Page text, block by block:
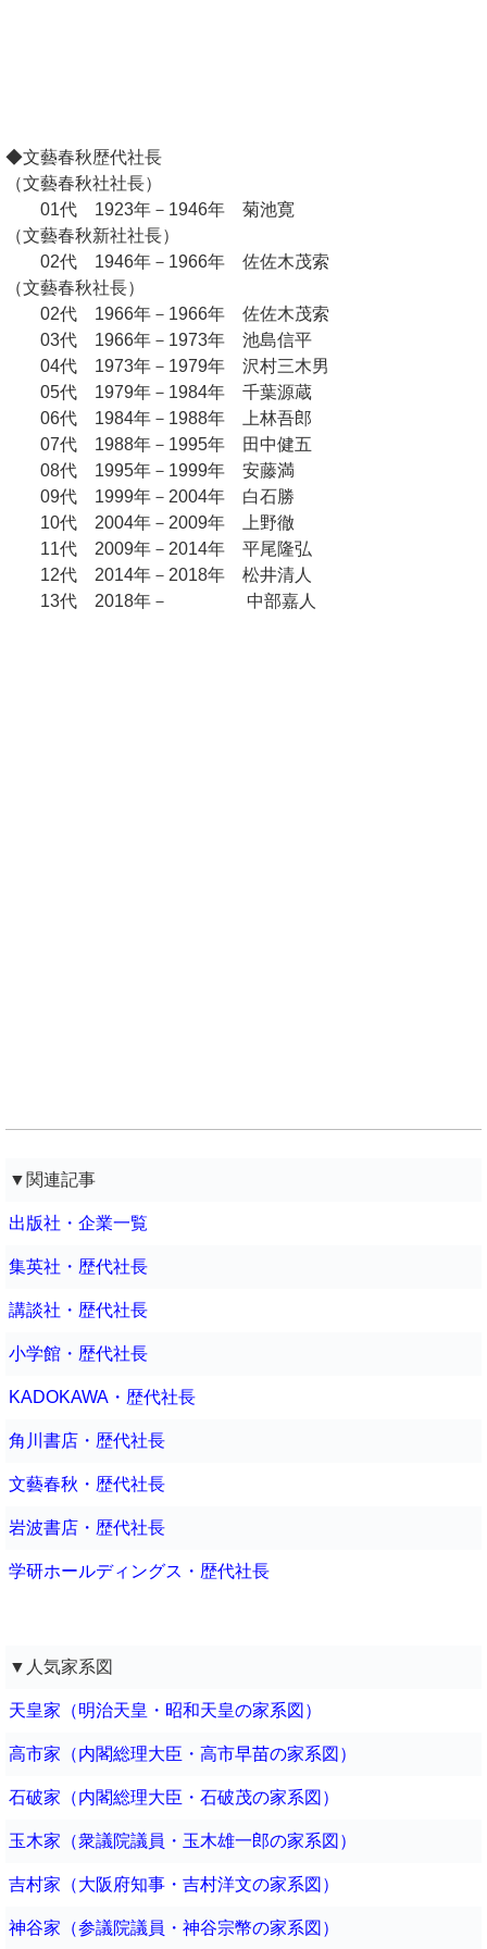
◆文藝春秋歴代社長
（文藝春秋社社長）
01代 1923年－1946年 菊池寛
（文藝春秋新社社長）
02代 1946年－1966年 佐佐木茂索
（文藝春秋社長）
02代 1966年－1966年 佐佐木茂索
03代 1966年－1973年 池島信平
04代 1973年－1979年 沢村三木男
05代 1979年－1984年 千葉源蔵
06代 1984年－1988年 上林吾郎
07代 1988年－1995年 田中健五
08代 1995年－1999年 安藤満
09代 1999年－2004年 白石勝
10代 2004年－2009年 上野徹
11代 2009年－2014年 平尾隆弘
12代 2014年－2018年 松井清人
13代 2018年－ 中部嘉人
▼関連記事
出版社・企業一覧
集英社・歴代社長
講談社・歴代社長
小学館・歴代社長
KADOKAWA・歴代社長
角川書店・歴代社長
文藝春秋・歴代社長
岩波書店・歴代社長
学研ホールディングス・歴代社長
▼人気家系図
天皇家（明治天皇・昭和天皇の家系図）
高市家（内閣総理大臣・高市早苗の家系図）
石破家（内閣総理大臣・石破茂の家系図）
玉木家（衆議院議員・玉木雄一郎の家系図）
吉村家（大阪府知事・吉村洋文の家系図）
神谷家（参議院議員・神谷宗幣の家系図）